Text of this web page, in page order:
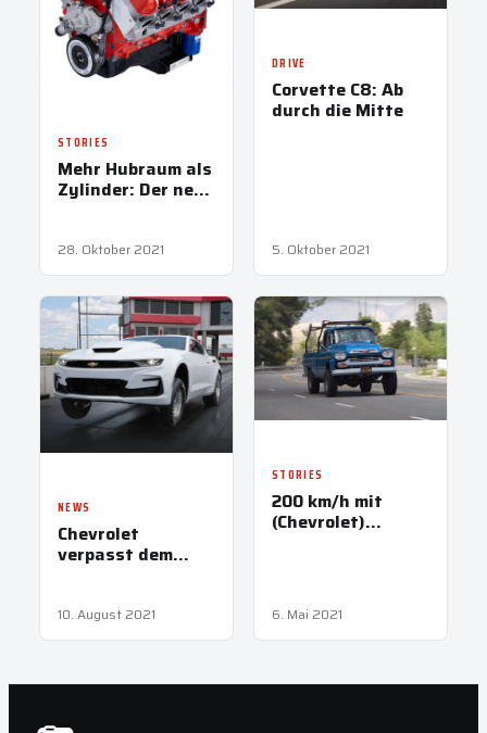
STORIES
Mehr Hubraum als
Zylinder: Der neue
28. Oktober 2021
DRIVE
Corvette C8: Ab
durch die Mitte
5. Oktober 2021
NEWS
Chevrolet
verpasst dem
10. August 2021
STORIES
200 km/h mit
(Chevrolet)
6. Mai 2021